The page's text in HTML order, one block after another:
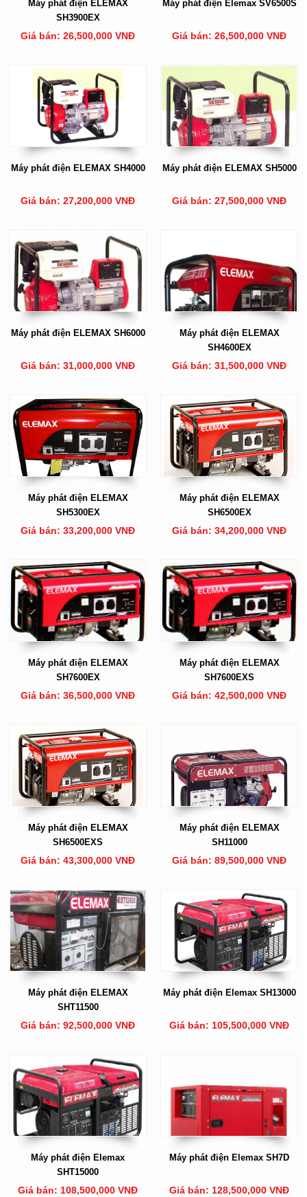
Máy phát điện ELEMAX
SH3900EX
Giá bán: 26,500,000 VNĐ
Máy phát điện Elemax SV6500S
Giá bán: 26,500,000 VNĐ
Máy phát điện ELEMAX SH4000
Giá bán: 27,200,000 VNĐ
Máy phát điện ELEMAX SH5000
Giá bán: 27,500,000 VNĐ
Máy phát điện ELEMAX SH6000
Giá bán: 31,000,000 VNĐ
Máy phát điện ELEMAX
SH4600EX
Giá bán: 31,500,000 VNĐ
Máy phát điện ELEMAX
SH5300EX
Giá bán: 33,200,000 VNĐ
Máy phát điện ELEMAX
SH6500EX
Giá bán: 34,200,000 VNĐ
Máy phát điện ELEMAX
SH7600EX
Giá bán: 36,500,000 VNĐ
Máy phát điện ELEMAX
SH7600EXS
Giá bán: 42,500,000 VNĐ
Máy phát điện ELEMAX
SH6500EXS
Giá bán: 43,300,000 VNĐ
Máy phát điện ELEMAX
SH11000
Giá bán: 89,500,000 VNĐ
Máy phát điện ELEMAX
SHT11500
Giá bán: 92,500,000 VNĐ
Máy phát điện Elemax SH13000
Giá bán: 105,500,000 VNĐ
Máy phát điện Elemax
SHT15000
Giá bán: 108,500,000 VNĐ
Máy phát điện Elemax SH7D
Giá bán: 128,500,000 VNĐ